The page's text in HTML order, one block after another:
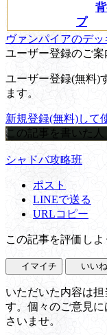
プ
ヴァンパイアのデッ
ユーザー登録のご案
ユーザー登録(無料)
ます。
新規登録(無料)して
この記事を書いた人
シャドバ攻略班
ポスト
LINEで送る
URLコピー
この記事を評価しよ
イマイチ いいね
いただいた内容は
す。個々のご意見
さいませ。